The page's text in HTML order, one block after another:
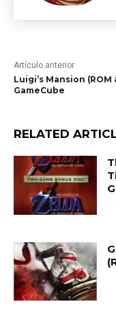
Artículo anterior
Luigi’s Mansion (ROM
GameCube
RELATED